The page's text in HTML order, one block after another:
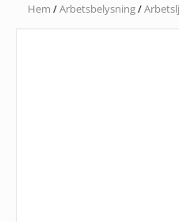
Hem /Arbetsbelysning/